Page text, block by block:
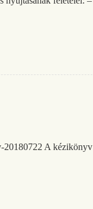
20180722 A kézikönyv